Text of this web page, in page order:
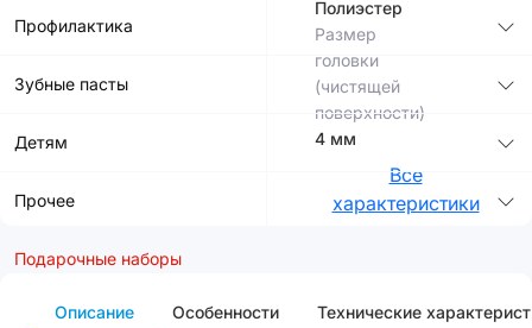
Профилактика
Зубные пасты
Детям
Прочее
Подарочные наборы
Полиэстер
Размер
головки
(чистящей
поверхности)
4 мм
Все
характеристики
Описание Особенности Технические